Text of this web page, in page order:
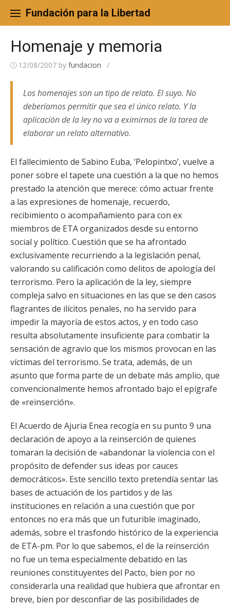
content
Fundación para la Libertad
Homenaje y memoria
12/08/2007 by fundacion /
Los homenajes son un tipo de relato. El suyo. No
deberíamos permitir que sea el único relato. Y la
aplicación de la ley no va a eximirnos de la tarea de
elaborar un relato alternativo.
El fallecimiento de Sabino Euba, ‘Pelopintxo’, vuelve a
poner sobre el tapete una cuestión a la que no hemos
prestado la atención que merece: cómo actuar frente
a las expresiones de homenaje, recuerdo,
recibimiento o acompañamiento para con ex
miembros de ETA organizados desde su entorno
social y político. Cuestión que se ha afrontado
exclusivamente recurriendo a la legislación penal,
valorando su calificación como delitos de apología del
terrorismo. Pero la aplicación de la ley, siempre
compleja salvo en situaciones en las que se den casos
flagrantes de ilícitos penales, no ha servido para
impedir la mayoría de estos actos, y en todo caso
resulta absolutamente insuficiente para combatir la
sensación de agravio que los mismos provocan en las
víctimas del terrorismo. Se trata, además, de un
asunto que forma parte de un debate más amplio, que
convencionalmente hemos afrontado bajo el epígrafe
de «reinserción».
El Acuerdo de Ajuria Enea recogía en su punto 9 una
declaración de apoyo a la reinserción de quienes
tomaran la decisión de «abandonar la violencia con el
propósito de defender sus ideas por cauces
democráticos». Este sencillo texto pretendía sentar las
bases de actuación de los partidos y de las
instituciones en relación a una cuestión que por
entonces no era más que un futurible imaginado,
además, sobre el trasfondo histórico de la experiencia
de ETA-pm. Por lo que sabemos, el de la reinserción
no fue un tema especialmente debatido en las
reuniones constituyentes del Pacto, bien por no
considerarla una realidad que hubiera que afrontar en
breve, bien por desconfiar de las posibilidades de